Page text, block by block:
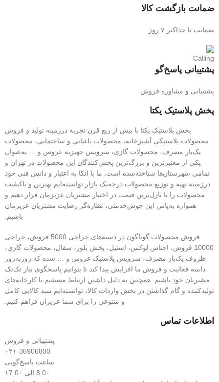
ضمانت بازگشت کالا
ضمانت تا حداکثر ۷ روز
پشتیبانی پاسخ‌گو
پشتیبانی و مشاوره فروش
پخش پلاستیک یکتا
پخش پلاستیک یکتا با بیش از ربع قرن تجربه درزمینه تولید و فروش
محصولات پلاستیکی آشپزخانه، محصولات باغبانی و ساختمانی، محصولات
یک‌بار مصرف، محصولات گازی، سرویس جهیزیه عروس و … به‌عنوان
یکی از معتبرترین و بزرگ‌ترین پخش‌کنندگان این محصولات در تهران و
تمامی شهرستان‌ها شناخته‌شده است. ما با اتکا به اعتبار و دانش فنی خود
درزمینه تهیه و توزیع محصولات درجه‌یک بازار توانسته‌ایم بهترین و باکیفیت
محصولات را با نازل‌ترین قیمت در اختیار مشتریان عزیزمان قرار دهیم و
همواره به‌پاس این خوش‌خدمتی، نظاره‌گر رضایت مشتریان عزیزمان
باشیم.
فروش محصولات گوناگون در دسته‌های حراجی 5000 فروش، حراجی
10000 فروش، اجناس لوکس، استیل، پخش بلور، سفال، محصولات گازی،
ظروف یک‌بار مصرف، سرویس پلاستیک عروس و … شده که روزبه‌روز
دامنه فعالیت و فروش ما افزایش پیدا کند تا بتوانیم پاسخگوی نیاز تک‌تک
مشتریان خود باشیم. همچنین به دلیل داشتن ارتباط مستقیم با کارخانه‌های
تولیدکننده و گام گذاشتن در بخش واردات کالا، توانسته‌ایم سبد کالایی کامل
و متنوعی را برای شما عزیزان فراهم کنیم.
اطلاعات تماس
پشتیبانی و فروش
۰۲۱-36906800
ساعت پاسخ‌گویی
8:0۰ الی ۱7:0۰